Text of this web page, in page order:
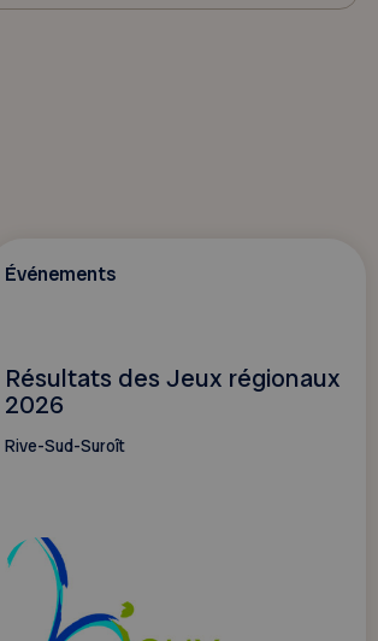
Événements
Résultats des Jeux régionaux
2026
Rive-Sud-Suroît